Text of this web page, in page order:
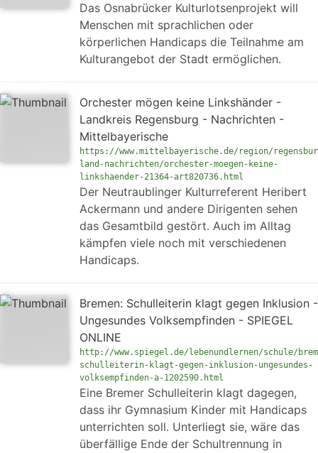
Das Osnabrücker Kulturlotsenprojekt will
Menschen mit sprachlichen oder
körperlichen Handicaps die Teilnahme am
Kulturangebot der Stadt ermöglichen.
Orchester mögen keine Linkshänder -
Landkreis Regensburg - Nachrichten -
Mittelbayerische
https://www.mittelbayerische.de/region/
land-nachrichten/orchester-moegen-keine-
linkshaender-21364-art820736.html
Der Neutraublinger Kulturreferent Heribert
Ackermann und andere Dirigenten sehen
das Gesamtbild gestört. Auch im Alltag
kämpfen viele noch mit verschiedenen
Handicaps.
Bremen: Schulleiterin klagt gegen Inklusion -
Ungesundes Volksempfinden - SPIEGEL
ONLINE
http://www.spiegel.de/lebenundlernen/schule/
schulleiterin-klagt-gegen-inklusion-ungesundes-
volksempfinden-a-1202590.html
Eine Bremer Schulleiterin klagt dagegen,
dass ihr Gymnasium Kinder mit Handicaps
unterrichten soll. Unterliegt sie, wäre das
überfällige Ende der Schultrennung in